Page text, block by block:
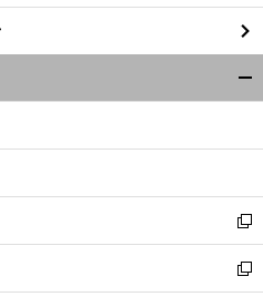
し
い
ウ
ィ
ン
ウ
開
く
新
し
い
ウ
新
し